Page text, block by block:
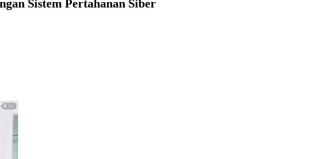
Sistem Pertahanan Siber